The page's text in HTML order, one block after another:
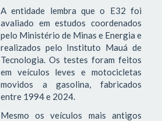
A entidade lembra que o E32 foi
avaliado em estudos coordenados
pelo Ministério de Minas e Energia e
realizados pelo Instituto Mauá de
Tecnologia. Os testes foram feitos
em veículos leves e motocicletas
movidos a gasolina, fabricados
entre 1994 e 2024.
Mesmo os veículos mais antigos